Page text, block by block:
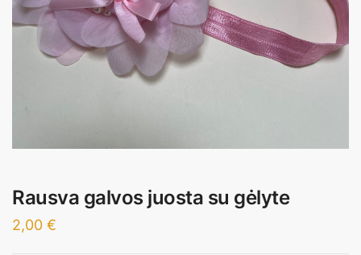
Rausva galvos juosta su gėlyte
2,00 €